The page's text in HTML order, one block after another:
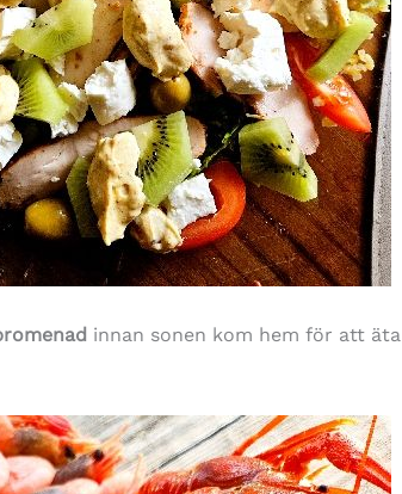
innan sonen kom hem för att äta